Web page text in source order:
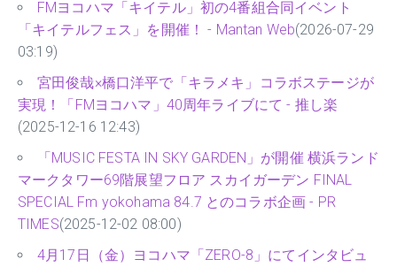
FMヨコハマ「キイテル」初の4番組合同イベント
「キイテルフェス」を開催！ - Mantan Web(2026-07-29
03:19)
宮田俊哉×橋口洋平で「キラメキ」コラボステージが
実現！「FMヨコハマ」40周年ライブにて - 推し楽
(2025-12-16 12:43)
「MUSIC FESTA IN SKY GARDEN」が開催 横浜ランド
マークタワー69階展望フロア スカイガーデン FINAL
SPECIAL Fm yokohama 84.7 とのコラボ企画 - PR
TIMES(2025-12-02 08:00)
4月17日（金）ヨコハマ「ZERO-8」にてインタビュ